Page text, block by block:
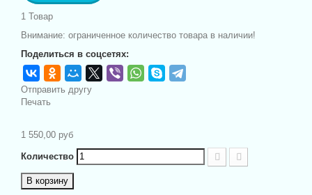
1 Товар
Внимание: ограниченное количество товара в наличии!
Поделиться в соцсетях:
Отправить другу
Печать
1 550,00 руб
Количество
В корзину